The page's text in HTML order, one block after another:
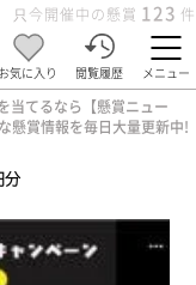
只今開催中の懸賞 123 件
お気に入り 閲覧履歴 メニュー
当てるなら【懸賞ニュー
懸賞情報を毎日大量更新中!
分